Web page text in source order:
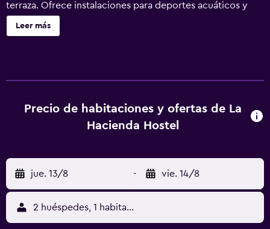
terraza. Ofrece instalaciones para deportes acuáticos y
zona de barbacoa. El alojamiento dispone de cocina
compartida y wifi gratis. La clientela puede practicar
Leer más
Precio de habitaciones y ofertas de La
Hacienda Hostel
jue. 13/8 - vie. 14/8
2 huéspedes, 1 habitación